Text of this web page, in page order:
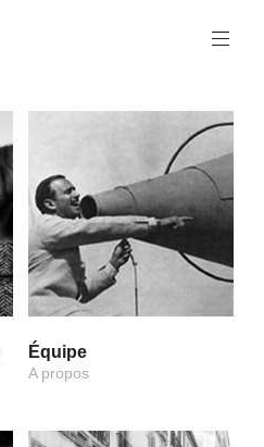
Équipe
A propos